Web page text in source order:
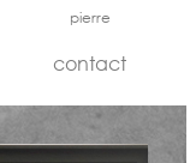
pierre
contact